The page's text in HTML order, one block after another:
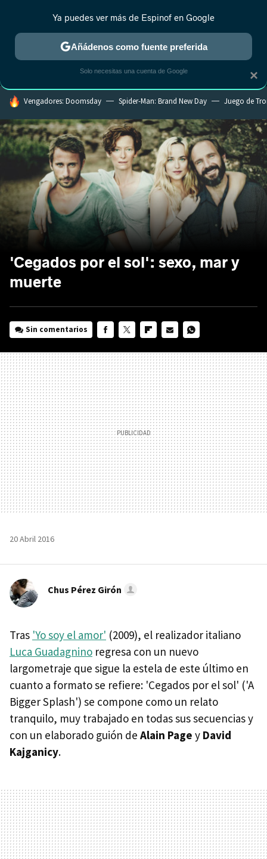
MENÚ NUEVO
ESTRENOS REALITY ANIME RANKINGS CINE
HOY SE HABLA DE
Vengadores: Doomsday Spider-Man: Brand New Day Juego de
'Cegados por el sol': sexo, mar y
muerte
Sin comentarios
MAIL
20 Abril 2016
Chus Pérez Girón
Tras 'Yo soy el amor' (2009), el realizador italiano
Luca Guadagnino regresa con un nuevo
largometraje que sigue la estela de este último en
cuanto a formato se refiere: 'Cegados por el sol' ('A
Bigger Splash') se compone como un relato
tranquilo, muy trabajado en todas sus secuencias y
con un elaborado guión de Alain Page y David
Kajganicy.
×
Ya puedes ver más de Espinof en Google
Añádenos como fuente preferida
Solo necesitas una cuenta de Google